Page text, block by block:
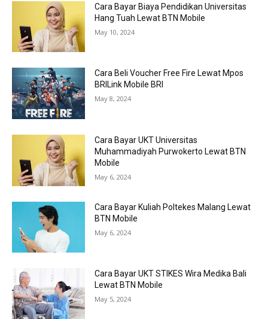
Cara Bayar Biaya Pendidikan Universitas
Hang Tuah Lewat BTN Mobile
May 10, 2024
Cara Beli Voucher Free Fire Lewat Mpos
BRILink Mobile BRI
May 8, 2024
Cara Bayar UKT Universitas
Muhammadiyah Purwokerto Lewat BTN
Mobile
May 6, 2024
Cara Bayar Kuliah Poltekes Malang Lewat
BTN Mobile
May 6, 2024
Cara Bayar UKT STIKES Wira Medika Bali
Lewat BTN Mobile
May 5, 2024